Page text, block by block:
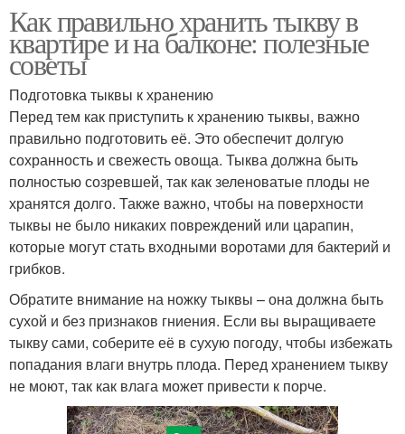
Как правильно хранить тыкву в
квартире и на балконе: полезные
советы
Подготовка тыквы к хранению
Перед тем как приступить к хранению тыквы, важно
правильно подготовить её. Это обеспечит долгую
сохранность и свежесть овоща. Тыква должна быть
полностью созревшей, так как зеленоватые плоды не
хранятся долго. Также важно, чтобы на поверхности
тыквы не было никаких повреждений или царапин,
которые могут стать входными воротами для бактерий и
грибков.
Обратите внимание на ножку тыквы – она должна быть
сухой и без признаков гниения. Если вы выращиваете
тыкву сами, соберите её в сухую погоду, чтобы избежать
попадания влаги внутрь плода. Перед хранением тыкву
не моют, так как влага может привести к порче.